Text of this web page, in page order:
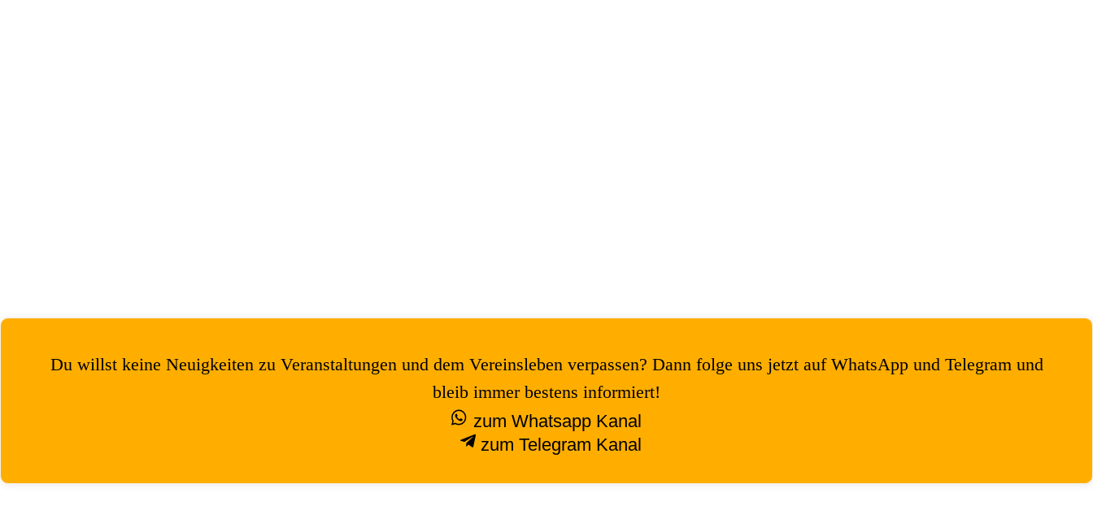
Du willst keine Neuigkeiten zu Veranstaltungen und dem Vereinsleben verpassen? Dann folge uns jetzt auf WhatsApp und Telegram und
bleib immer bestens informiert!
zum Whatsapp Kanal
zum Telegram Kanal